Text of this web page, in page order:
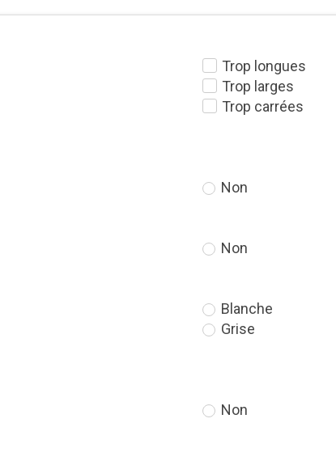
Trop longues
Trop larges
Trop carrées
Non
Non
Blanche
Grise
Non